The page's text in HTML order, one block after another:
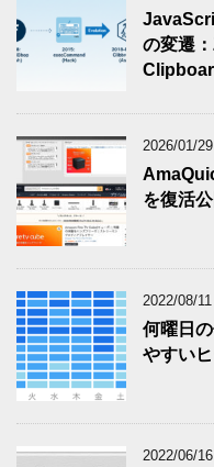
の変遷
2026/01/29
を復活
2022/08/11
何曜日
やすい
2022/06/16